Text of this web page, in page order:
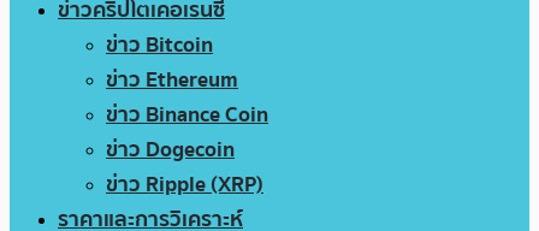
ข่าวคริปโตเคอเรนซี่
ข่าว Bitcoin
ข่าว Ethereum
ข่าว Binance Coin
ข่าว Dogecoin
ข่าว Ripple (XRP)
ราคาและการวิเคราะห์